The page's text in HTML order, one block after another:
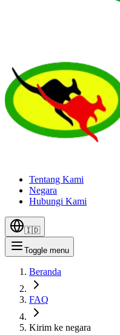
Tentang Kami
Negara
Hubungi Kami
🇮🇩
Toggle menu
Beranda
FAQ
Kirim ke negara